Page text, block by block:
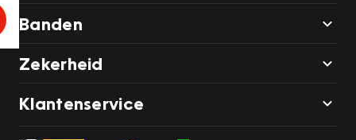
Banden
Zekerheid
Klantenservice